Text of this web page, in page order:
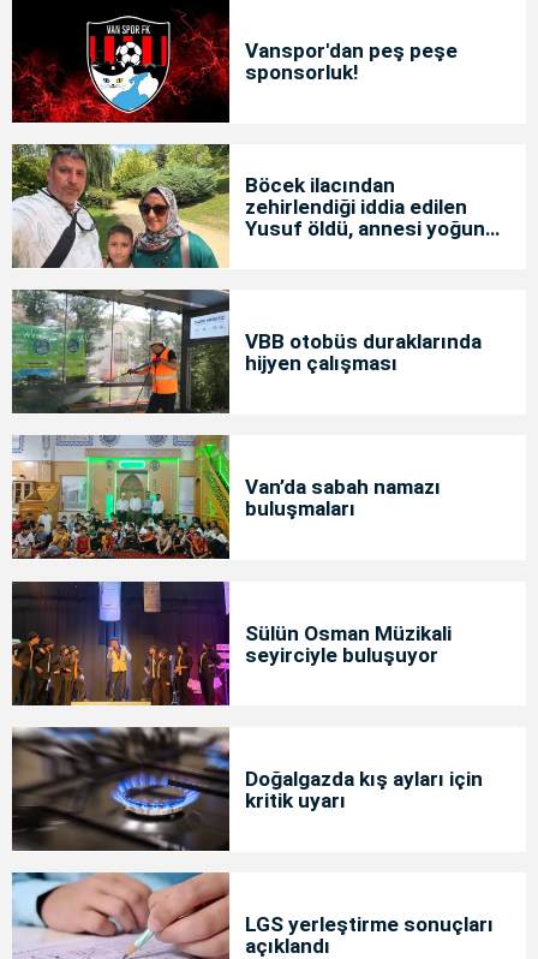
Vanspor'dan peş peşe
sponsorluk!
Böcek ilacından
zehirlendiği iddia edilen
Yusuf öldü, annesi yoğun
VBB otobüs duraklarında
hijyen çalışması
Van’da sabah namazı
buluşmaları
Sülün Osman Müzikali
seyirciyle buluşuyor
Doğalgazda kış ayları için
kritik uyarı
LGS yerleştirme sonuçları
açıklandı